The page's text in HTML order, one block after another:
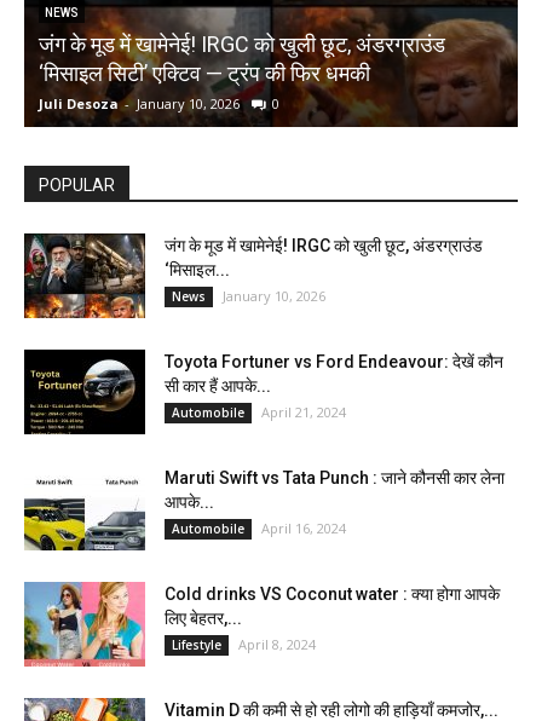
NEWS
जंग के मूड में खामेनेई! IRGC को खुली छूट, अंडरग्राउंड
‘मिसाइल सिटी’ एक्टिव — ट्रंप की फिर धमकी
Juli Desoza - January 10, 2026 0
POPULAR
जंग के मूड में खामेनेई! IRGC को खुली छूट, अंडरग्राउंड
‘मिसाइल...
News January 10, 2026
Toyota Fortuner vs Ford Endeavour: देखें कौन
सी कार हैं आपके...
Automobile April 21, 2024
Maruti Swift vs Tata Punch : जाने कौनसी कार लेना
आपके...
Automobile April 16, 2024
Cold drinks VS Coconut water : क्या होगा आपके
लिए बेहतर,...
Lifestyle April 8, 2024
Vitamin D की कमी से हो रही लोगो की हाड़ियाँ कमजोर,...